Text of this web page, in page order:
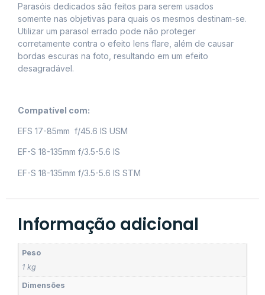
Parasóis dedicados são feitos para serem usados
somente nas objetivas para quais os mesmos destinam-se.
Utilizar um parasol errado pode não proteger
corretamente contra o efeito lens flare, além de causar
bordas escuras na foto, resultando em um efeito
desagradável.
Compatível com:
EFS 17-85mm f/45.6 IS USM
EF-S 18-135mm f/3.5-5.6 IS
EF-S 18-135mm f/3.5-5.6 IS STM
Informação adicional
Peso
1 kg
Dimensões